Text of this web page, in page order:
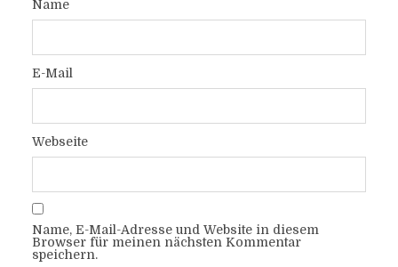
Name
E-Mail
Webseite
Name, E-Mail-Adresse und Website in diesem
Browser für meinen nächsten Kommentar
speichern.